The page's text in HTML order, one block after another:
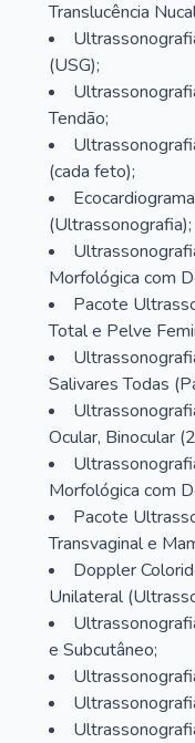
Translucência
(USG);
Tendão;
(cada feto);
(Ultrassonografia);
Morfológica com
Pacote
Total e Pelve
Salivares Todas
Ocular, Binocular
Morfológica com
Pacote
Transvaginal e
Doppler
Unilateral
e Subcutâneo;